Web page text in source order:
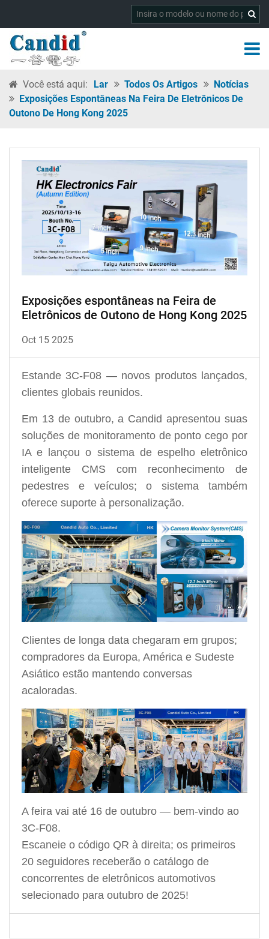
Você está aqui: Lar Todos Os Artigos
Notícias
Exposições Espontâneas Na Feira De Eletrônicos De
Outono De Hong Kong 2025
Exposições espontâneas na Feira de
Eletrônicos de Outono de Hong Kong 2025
Oct 15 2025
Estande 3C-F08 — novos produtos lançados,
clientes globais reunidos.
Em 13 de outubro, a Candid apresentou suas
soluções de monitoramento de ponto cego por
IA e lançou o sistema de espelho eletrônico
inteligente CMS com reconhecimento de
pedestres e veículos; o sistema também
oferece suporte à personalização.
Clientes de longa data chegaram em grupos;
compradores da Europa, América e Sudeste
Asiático estão mantendo conversas
acaloradas.
A feira vai até 16 de outubro — bem-vindo ao
3C-F08.
Escaneie o código QR à direita; os primeiros
20 seguidores receberão o catálogo de
concorrentes de eletrônicos automotivos
selecionado para outubro de 2025!